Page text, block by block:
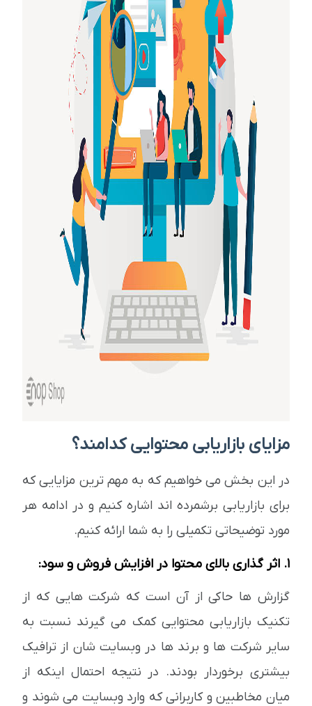
مزایای بازاریابی محتوایی کدامند؟
در این بخش می خواهیم که به مهم ترین مزایایی که
برای بازاریابی برشمرده اند اشاره کنیم و در ادامه هر
مورد توضیحاتی تکمیلی را به شما ارائه کنیم.
1. اثر گذاری بالای محتوا در افزایش فروش و سود:
گزارش ها حاکی از آن است که شرکت هایی که از
تکنیک بازاریابی محتوایی کمک می گیرند نسبت به
سایر شرکت ها و برند ها در وبسایت شان از ترافیک
بیشتری برخوردار بودند. در نتیجه احتمال اینکه از
میان مخاطبین و کاربرانی که وارد وبسایت می شوند و